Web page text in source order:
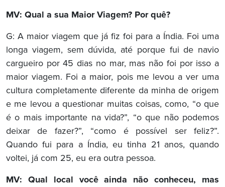
MV: Qual a sua Maior Viagem? Por quê?
G: A maior viagem que já fiz foi para a Índia. Foi uma
longa viagem, sem dúvida, até porque fui de navio
cargueiro por 45 dias no mar, mas não foi por isso a
maior viagem. Foi a maior, pois me levou a ver uma
cultura completamente diferente da minha de origem
e me levou a questionar muitas coisas, como, “o que
é o mais importante na vida?”, “o que não podemos
deixar de fazer?”, “como é possível ser feliz?”.
Quando fui para a Índia, eu tinha 21 anos, quando
voltei, já com 25, eu era outra pessoa.
MV: Qual local você ainda não conheceu, mas